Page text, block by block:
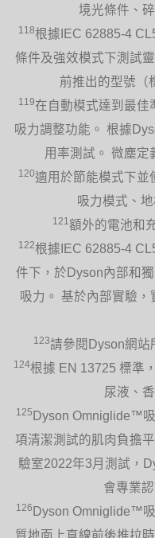
境光條件、
118根據IEC 62885-4
條件及強效模式下測試
前推出的型號（
119在自動模式達到最佳
吸力調整功能。 根據
用率測試。 微塵定
120適用於節能模式下並
吸力模式、
121 額外的電池和
122根據IEC 62885-4
件下，於Dyson內部和
吸力。 基於內部實驗
123請參閱Dyson網站
124根據 EN 13725 標準
尿液、
125 Dyson Omniglide™
項清潔測試的肌肉負擔
驗室2022年3月測試，
會專業
126 Dyson Omniglide™
質地面上直線前後推拉